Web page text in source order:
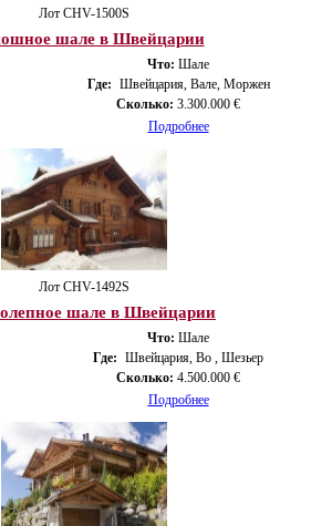
Лот CHV-1500S
шале в Швейцарии
Что: Шале
Где: Швейцария, Вале, Моржен
Сколько: 3.300.000 €
Подробнее
Лот CHV-1492S
шале в Швейцарии
Что: Шале
Где: Швейцария, Во , Шезьер
Сколько: 4.500.000 €
Подробнее